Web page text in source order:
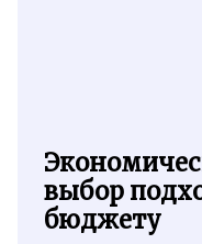
выбор
бюджету